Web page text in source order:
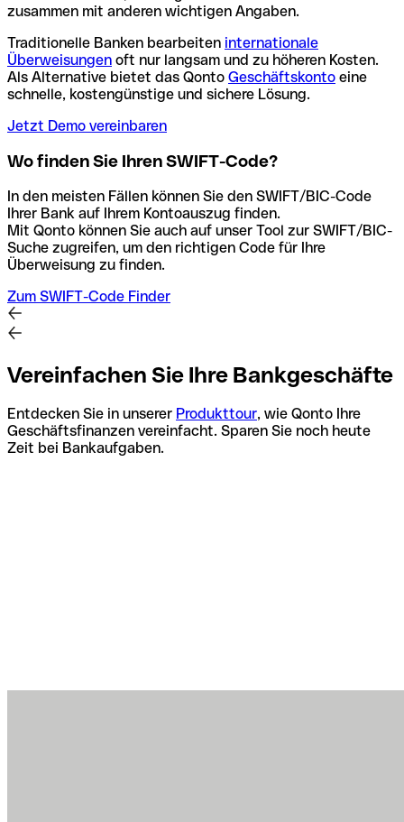
zusammen mit anderen wichtigen Angaben.
Traditionelle Banken bearbeiten internationale
Überweisungen oft nur langsam und zu höheren Kosten.
Als Alternative bietet das Qonto Geschäftskonto eine
schnelle, kostengünstige und sichere Lösung.
Jetzt Demo vereinbaren
Wo finden Sie Ihren SWIFT-Code?
In den meisten Fällen können Sie den SWIFT/BIC-Code
Ihrer Bank auf Ihrem Kontoauszug finden.
Mit Qonto können Sie auch auf unser Tool zur SWIFT/BIC-
Suche zugreifen, um den richtigen Code für Ihre
Überweisung zu finden.
Zum SWIFT-Code Finder
Vereinfachen Sie Ihre Bankgeschäfte
Entdecken Sie in unserer Produkttour, wie Qonto Ihre
Geschäftsfinanzen vereinfacht. Sparen Sie noch heute
Zeit bei Bankaufgaben.